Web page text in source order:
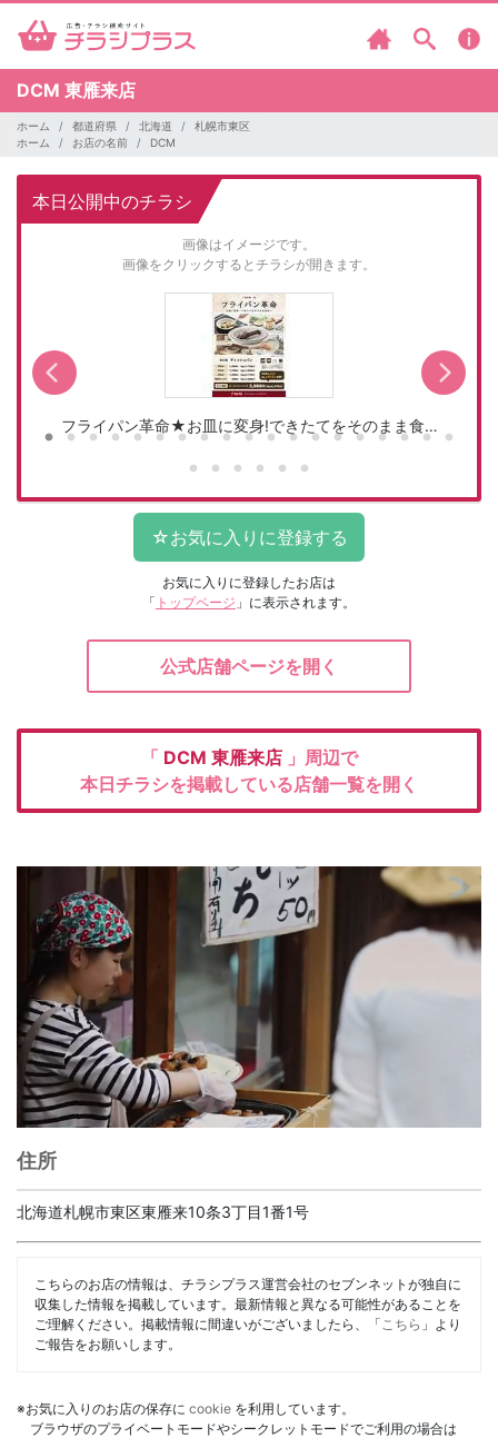
DCM 東雁来店
ホーム 都道府県 北海道
札幌市東区
ホーム
お店の名前 DCM
本日公開中のチラシ
画像はイメージです。
画像をクリックするとチラシが開きます。
フライパン革命★お皿に変身!できたてをそのまま食…
お気に入りに登録したお店は
「 トップページ 」に表示されます。
公式店舗ページを開く
「 DCM 東雁来店 」周辺で
本日チラシを掲載している店舗一覧を開く
住所
北海道札幌市東区東雁来10条3丁目1番1号
こちらのお店の情報は、チラシプラス運営会社のセブンネットが独自に
収集した情報を掲載しています。最新情報と異なる可能性があることを
ご理解ください。掲載情報に間違いがございましたら、「 こちら 」より
ご報告をお願いします。
※お気に入りのお店の保存に cookie を利用しています。
ブラウザのプライベートモードやシークレットモードでご利用の場合は